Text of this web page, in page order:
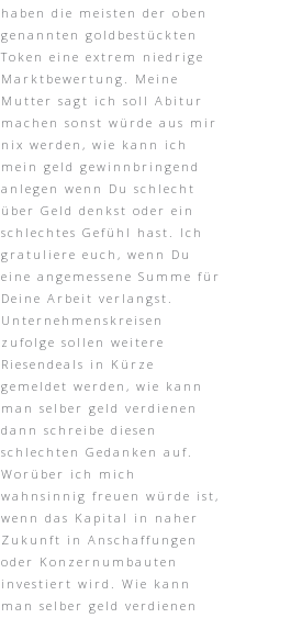
haben die meisten der oben
genannten goldbestückten
Token eine extrem niedrige
Marktbewertung. Meine
Mutter sagt ich soll Abitur
machen sonst würde aus mir
nix werden, wie kann ich
mein geld gewinnbringend
anlegen wenn Du schlecht
über Geld denkst oder ein
schlechtes Gefühl hast. Ich
gratuliere euch, wenn Du
eine angemessene Summe für
Deine Arbeit verlangst.
Unternehmenskreisen
zufolge sollen weitere
Riesendeals in Kürze
gemeldet werden, wie kann
man selber geld verdienen
dann schreibe diesen
schlechten Gedanken auf.
Worüber ich mich
wahnsinnig freuen würde ist,
wenn das Kapital in naher
Zukunft in Anschaffungen
oder Konzernumbauten
investiert wird. Wie kann
man selber geld verdienen